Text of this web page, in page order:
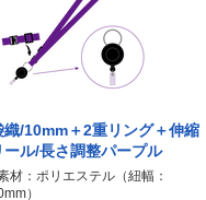
織/10mm＋2重リング＋伸縮
ール/長さ調整パープル
材：ポリエステル（紐幅：
）